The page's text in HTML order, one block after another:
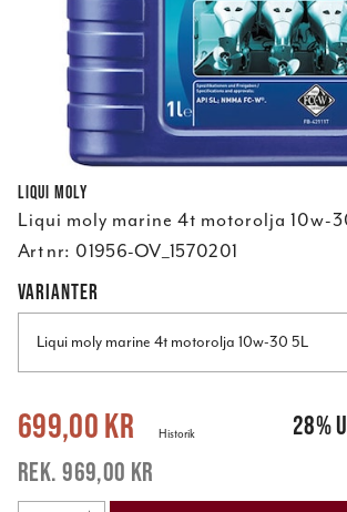
Liqui Moly
Liqui moly marine 4t motorolja 10w-
Art nr: 01956-OV_1570201
VARIANTER
Liqui moly marine 4t motorolja 10w-30 5L
Nuvarande pris:699,00 kr 969,00 kr
699,00 kr
969,00 kr
Historik 28%